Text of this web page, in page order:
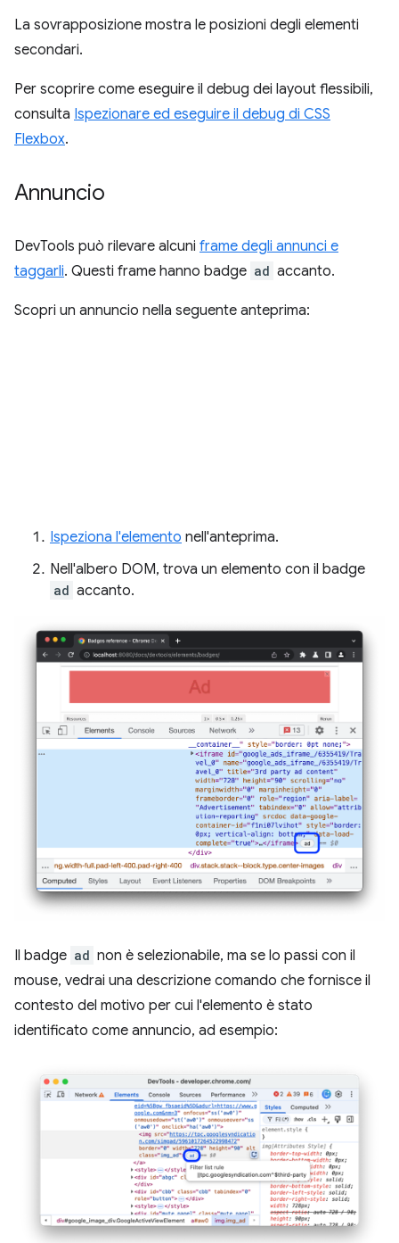
La sovrapposizione mostra le posizioni degli elementi
secondari.
Per scoprire come eseguire il debug dei layout flessibili,
consulta Ispezionare ed eseguire il debug di CSS
Flexbox.
Annuncio
DevTools può rilevare alcuni frame degli annunci e
taggarli. Questi frame hanno badge ad accanto.
Scopri un annuncio nella seguente anteprima:
Ispeziona l'elemento nell'anteprima.
Nell'albero DOM, trova un elemento con il badge
ad accanto.
Il badge ad non è selezionabile, ma se lo passi con il
mouse, vedrai una descrizione comando che fornisce il
contesto del motivo per cui l'elemento è stato
identificato come annuncio, ad esempio: